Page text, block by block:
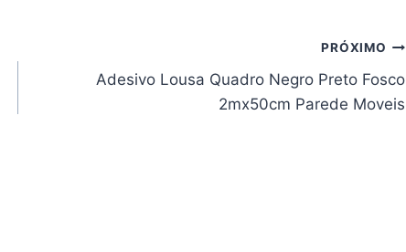
PRÓXIMO
Adesivo Lousa Quadro Negro Preto Fosco
2mx50cm Parede Moveis